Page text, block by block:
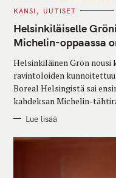
C
T
E
G
O
I
E
S
KANSI UUTISET
Helsinkiläiselle
Michelin-oppaassa
Helsinkiläinen Grön nousi
ravintoloiden
Boreal Helsingistä sai
kahdeksan Michelin-
Lue lisää